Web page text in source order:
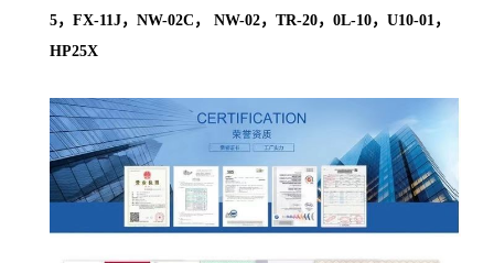
5，FX-11J，NW-02C， NW-02，TR-20，0L-10，U10-01，
HP25X